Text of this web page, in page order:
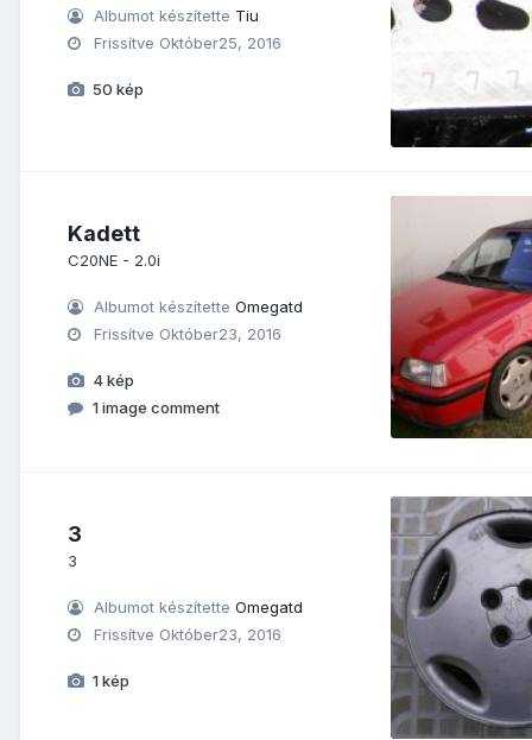
Albumot készítette Tiu
Frissítve Október25, 2016
50 kép
Kadett
C20NE - 2.0i
Albumot készítetteOmegatd
Frissítve Október23, 2016
4 kép
1 image comment
3
3
Albumot készítetteOmegatd
Frissítve Október23, 2016
1 kép